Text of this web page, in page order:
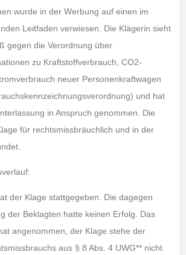
wurde in der Werbung auf einen im
Leitfaden verwiesen. Die Klägerin sieht
gegen die Verordnung über
zu Kraftstoffverbrauch, CO2-
neuer Personenkraftwagen
und hat
in Anspruch genommen. Die
für rechtsmissbräuchlich und in der
der Klage stattgegeben. Die dagegen
der Beklagten hatte keinen Erfolg. Das
angenommen, der Klage stehe der
aus § 8 Abs. 4 UWG** nicht